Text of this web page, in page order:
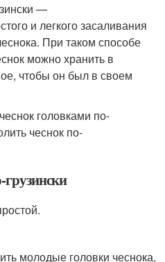
—
и легкого засаливания
При таком способе
можно хранить в
чтобы он был в своем
грузински
молодые головки чеснока,